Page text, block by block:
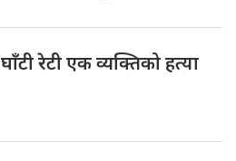
घाँटी रेटी एक व्यक्तिको हत्या